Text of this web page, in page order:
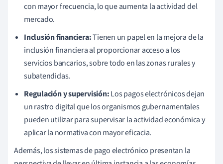
con mayor frecuencia, lo que aumenta la actividad del
mercado.
Inclusión financiera:Tienen un papel en la mejora de la
inclusión financiera al proporcionar acceso a los
servicios bancarios, sobre todo en las zonas rurales y
subatendidas.
Regulación y supervisión:Los pagos electrónicos dejan
un rastro digital que los organismos gubernamentales
pueden utilizar para supervisar la actividad económica y
aplicar la normativa con mayor eficacia.
Además, los sistemas de pago electrónico presentan la